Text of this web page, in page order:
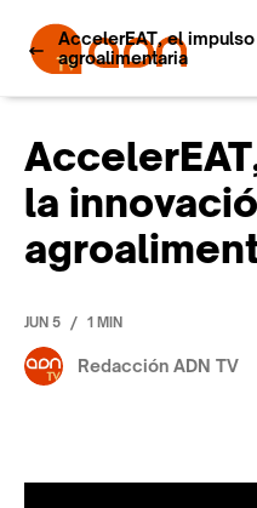
AccelerEAT, el
agroalimentaria
la
JUN 5 / 1 MIN
Redacción ADN TV